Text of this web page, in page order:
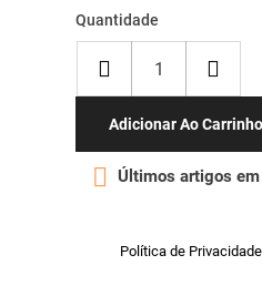
Quantidade
Adicionar Ao Carrinho
 Últimos artigos
Política de Privacidade